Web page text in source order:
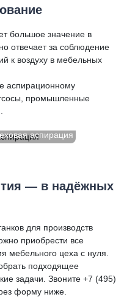
большое значение в
отвечает за соблюдение
к воздуху в мебельных
аспирационному
промышленные
аспирация
— в надёжных
для производств
приобрести все
мебельного цеха с нуля.
подходящее
задачи. Звоните +7 (495)
форму ниже.